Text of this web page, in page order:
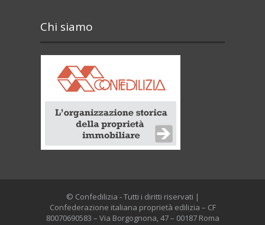
Chi siamo
© Confedilizia - Tutti i diritti riservati |
Confederazione italiana proprietà edilizia – CF
80070690583 – Via Borgognona, 47 – 00187 Roma